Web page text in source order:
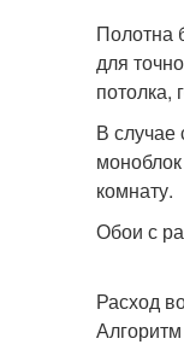
Полотна
для
потолка,
В
комнату.
Обои с
Расход